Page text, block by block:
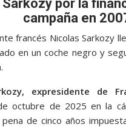
p
p
g
er
por la
campaña en
francés Nicolas Sarkozy
en un coche negro y
expresidente de
octubre de 2025 en la
de cinco años